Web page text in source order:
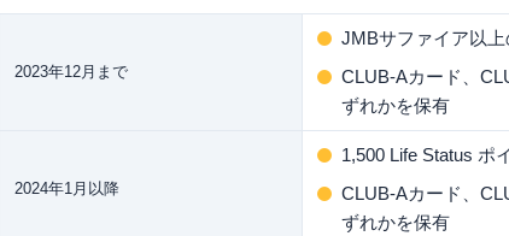
2023年12月まで
JMBサファイア以
CLUB-Aカード、
ずれかを保有
2024年1月以降
1,500 Life Status ポ
CLUB-Aカード、
ずれかを保有